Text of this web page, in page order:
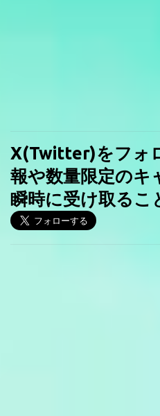
X(Twitter)をフォ
報や数量限定のキ
瞬時に受け取るこ